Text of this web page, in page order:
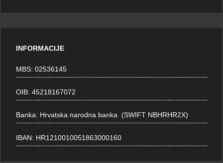
INFORMACIJE
MBS: 02536145
OIB: 45218167072
Banka: Hrvatska narodna banka (SWIFT NBHRHR2X)
IBAN: HR1210010051863000160